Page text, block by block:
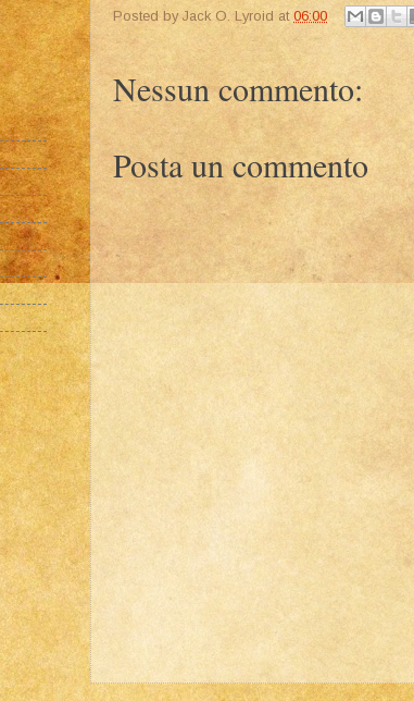
Posted by Jack O. Lyroid at 06:00
Nessun commento:
Posta un commento